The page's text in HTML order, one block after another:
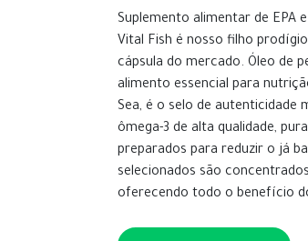
Suplemento alimentar de EPA
Vital Fish é nosso filho
cápsula do mercado. Óleo de
alimento essencial para
Sea, é o selo de autenticidade
ômega-3 de alta qualidade,
preparados para reduzir o já
selecionados são
oferecendo todo o benefício